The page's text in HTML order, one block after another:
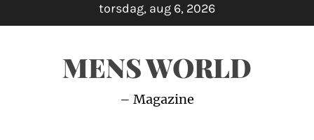
torsdag, aug 6, 2026
MENS WORLD
– Magazine